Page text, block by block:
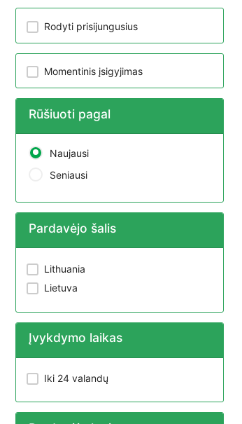
Rodyti prisijungusius
Momentinis įsigyjimas
Rūšiuoti pagal
Naujausi
Seniausi
Pardavėjo šalis
Lithuania
Lietuva
Įvykdymo laikas
Iki 24 valandų